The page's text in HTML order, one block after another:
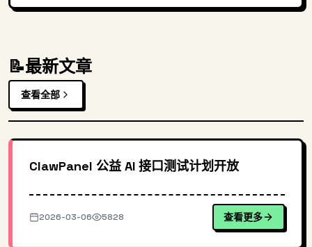
📝最新文章
查看全部
ClawPanel 公益 AI 接口测试计划开放
2026-03-06 5828 查看更多